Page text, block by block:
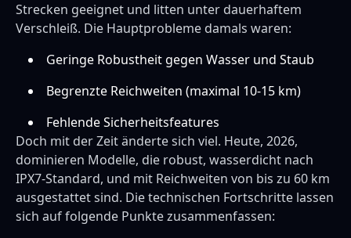
Strecken geeignet und litten unter dauerhaftem
Verschleiß. Die Hauptprobleme damals waren:
Geringe Robustheit gegen Wasser und Staub
Begrenzte Reichweiten (maximal 10-15 km)
Fehlende Sicherheitsfeatures
Doch mit der Zeit änderte sich viel. Heute, 2026,
dominieren Modelle, die robust, wasserdicht nach
IPX7-Standard, und mit Reichweiten von bis zu 60 km
ausgestattet sind. Die technischen Fortschritte lassen
sich auf folgende Punkte zusammenfassen: